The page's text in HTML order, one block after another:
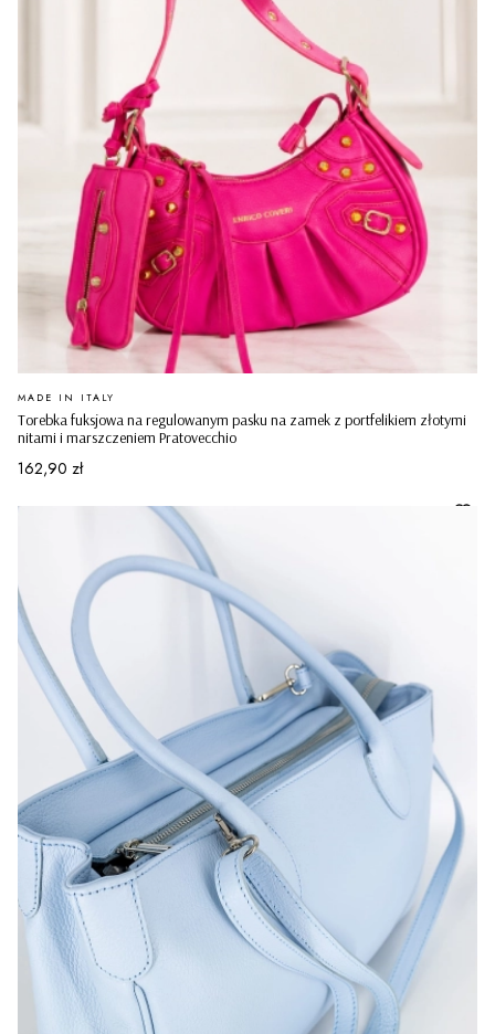
Torebka fuksjowa na regulowanym pasku na zamek z portfelikiem złotymi
nitami i marszczeniem Pratovecchio
PRODUCENT
MADE IN ITALY
Cena
162,90 zł